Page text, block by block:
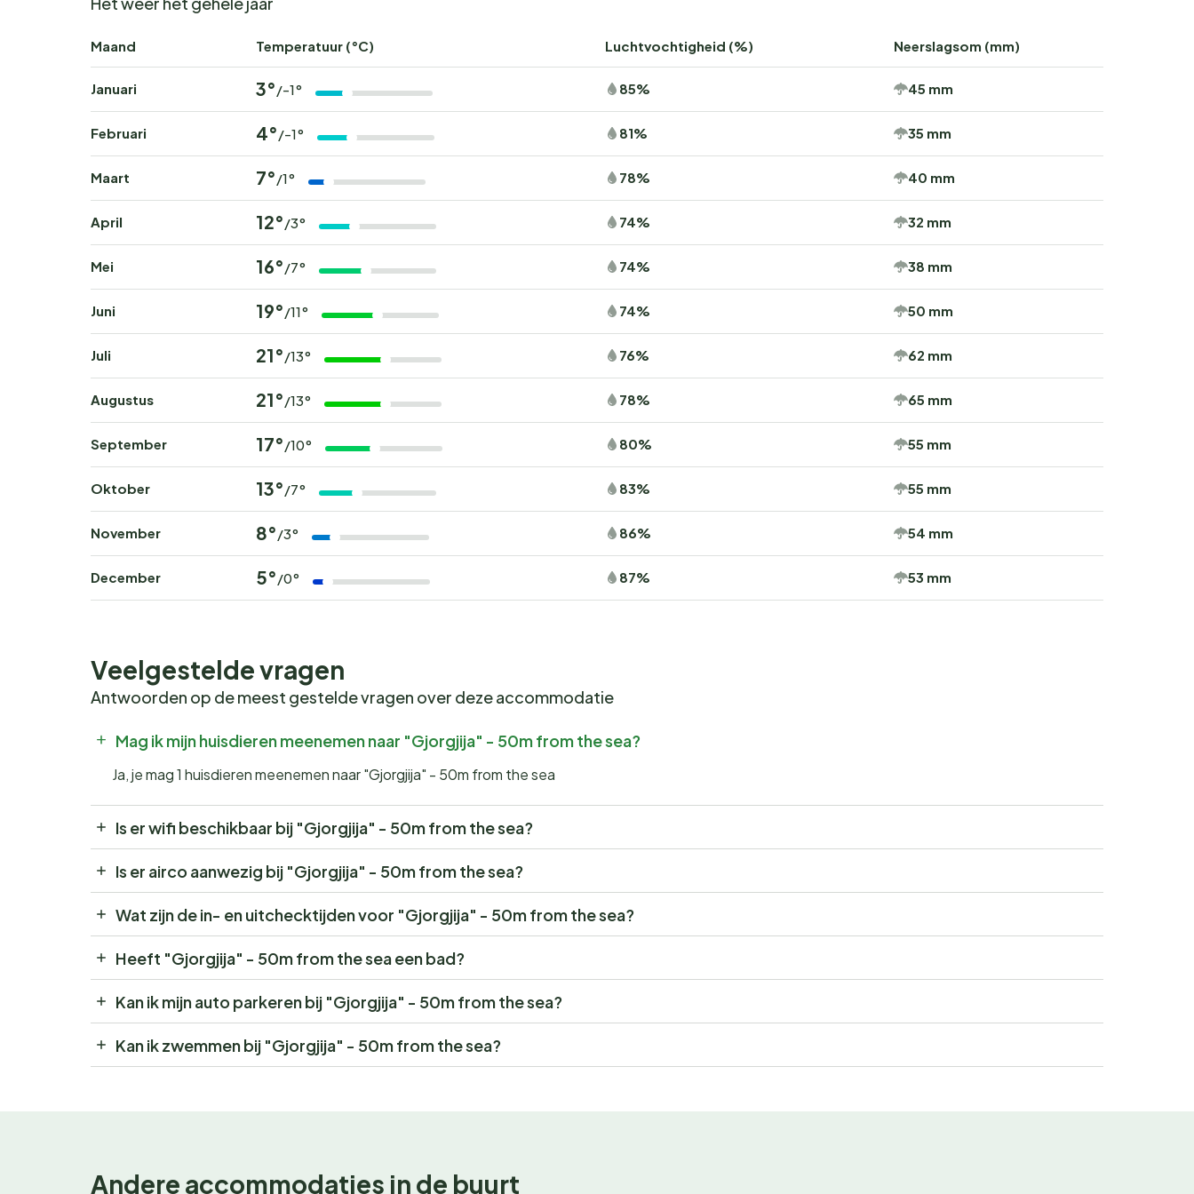
Maand Temperatuur (°C) Luchtvochtigheid (%) Neerslagsom (mm)
Januari 3° /-1° 85% 45 mm
Februari 4° /-1° 81% 35 mm
Maart 7° /1° 78% 40 mm
April 12° /3° 74% 32 mm
Mei 16° /7° 74% 38 mm
Juni 19° /11° 74% 50 mm
Juli 21° /13° 76% 62 mm
Augustus 21° /13° 78% 65 mm
September 17° /10° 80% 55 mm
Oktober 13° /7° 83% 55 mm
November 8° /3° 86% 54 mm
December 5° /0° 87% 53 mm
Veelgestelde vragen
Antwoorden op de meest gestelde vragen over deze accommodatie
Mag ik mijn huisdieren meenemen naar "Gjorgjija" - 50m from the sea?
Ja, je mag 1 huisdieren meenemen naar "Gjorgjija" - 50m from the sea
Is er wifi beschikbaar bij "Gjorgjija" - 50m from the sea?
Is er airco aanwezig bij "Gjorgjija" - 50m from the sea?
Wat zijn de in- en uitchecktijden voor "Gjorgjija" - 50m from the sea?
Heeft "Gjorgjija" - 50m from the sea een bad?
Kan ik mijn auto parkeren bij "Gjorgjija" - 50m from the sea?
Kan ik zwemmen bij "Gjorgjija" - 50m from the sea?
Andere accommodaties in de buurt